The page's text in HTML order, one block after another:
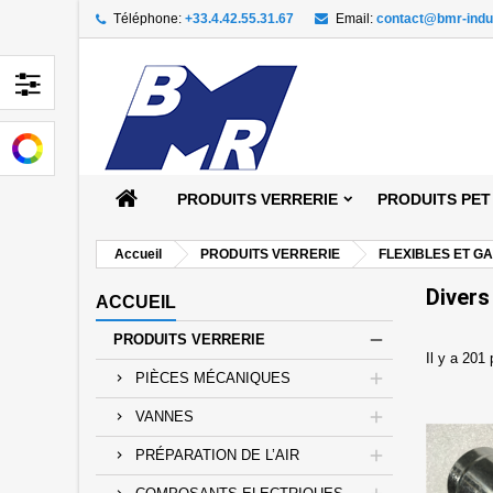
Téléphone: +33.4.42.55.31.67 Email: contact@bmr-
PRODUITS VERRERIE PRODUITS PET
Accueil PRODUITS VERRERIE FLEXIBLES ET
ACCUEIL
PRODUITS VERRERIE
PIÈCES MÉCANIQUES
VANNES
PRÉPARATION DE L’AIR
Divers
Il y a 201